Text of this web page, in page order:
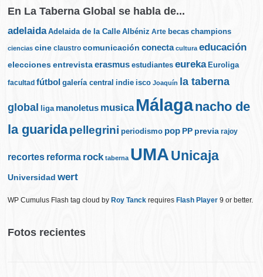
En La Taberna Global se habla de...
adelaida Adelaida de la Calle Albéniz Arte becas champions
ciencias cine claustro comunicación conecta cultura educación
elecciones entrevista erasmus estudiantes eureka Euroliga
facultad fútbol galería central indie isco Joaquín la taberna
global liga manoletus musica Málaganacho de
la guaridapellegrini periodismo pop PP previa rajoy
recortes reforma rock taberna UMA Unicaja
Universidad wert
WP Cumulus Flash tag cloud by Roy Tanck requires Flash Player 9 or better.
Fotos recientes